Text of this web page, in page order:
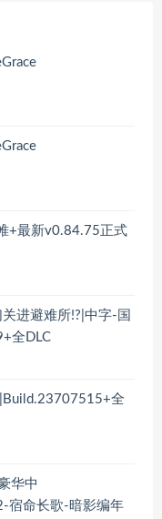
+最新v0.84.75正式
进避难所!?|中字-国
全DLC
全
华中
宿命长歌-暗影编年